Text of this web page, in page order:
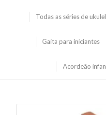
Todas as séries de
Gaita para iniciantes
Acordeão